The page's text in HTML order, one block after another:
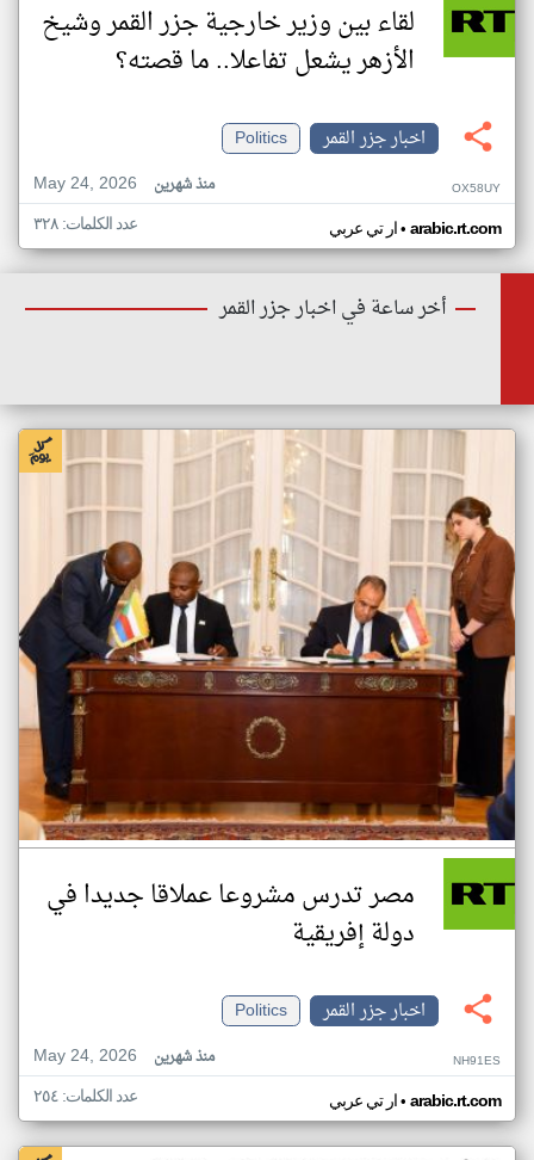
لقاء بين وزير خارجية جزر القمر وشيخ
الأزهر يشعل تفاعلا.. ما قصته؟
اخبار جزر القمر
Politics
May 24, 2026
منذ شهرين OX58UY
ار تي عربي• arabic.rt.com عدد الكلمات: ٣٢٨
أخر ساعة في اخبار جزر القمر
مصر تدرس مشروعا عملاقا جديدا في
دولة إفريقية
اخبار جزر القمر
Politics
May 24, 2026
منذ شهرين NH91ES
ار تي عربي• arabic.rt.com عدد الكلمات: ٢٥٤